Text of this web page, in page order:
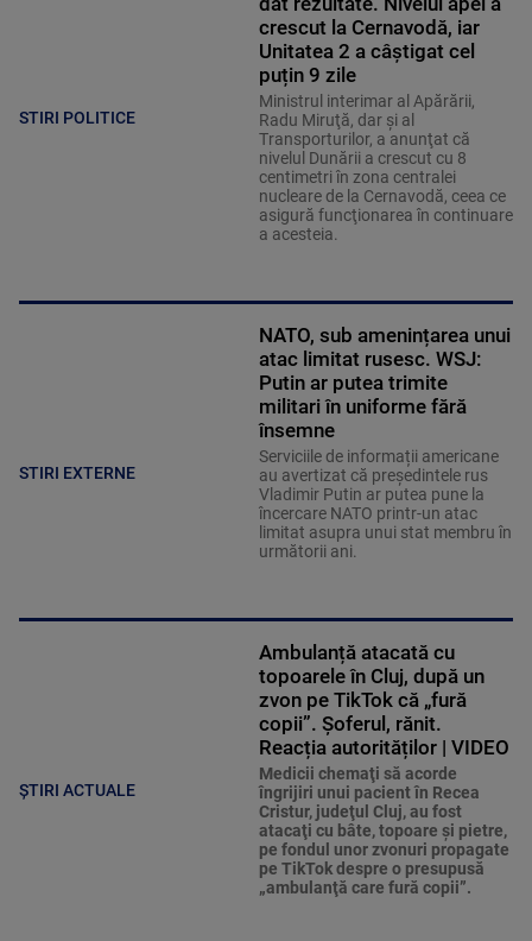
STIRI POLITICE
crescut la Cernavodă, iar
Unitatea 2 a câștigat cel
puțin 9 zile
Ministrul interimar al Apărării,
Radu Miruţă, dar şi al
Transporturilor, a anunţat că
nivelul Dunării a crescut cu 8
centimetri în zona centralei
nucleare de la Cernavodă, ceea ce
asigură funcţionarea în continuare
a acesteia.
STIRI EXTERNE
NATO, sub amenințarea unui
atac limitat rusesc. WSJ:
Putin ar putea trimite
militari în uniforme fără
însemne
Serviciile de informații americane
au avertizat că președintele rus
Vladimir Putin ar putea pune la
încercare NATO printr-un atac
limitat asupra unui stat membru în
următorii ani.
ȘTIRI ACTUALE
Ambulanță atacată cu
topoarele în Cluj, după un
zvon pe TikTok că „fură
copii”. Șoferul, rănit.
Reacția autorităților | VIDEO
Medicii chemaţi să acorde
îngrijiri unui pacient în Recea
Cristur, judeţul Cluj, au fost
atacaţi cu bâte, topoare şi pietre,
pe fondul unor zvonuri propagate
pe TikTok despre o presupusă
„ambulanţă care fură copii”.